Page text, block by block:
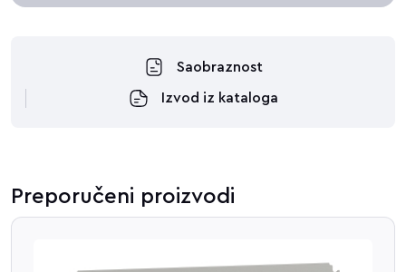
Saobraznost
Izvod iz kataloga
Preporučeni proizvodi